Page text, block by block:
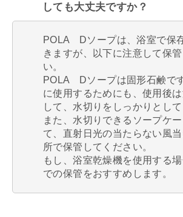
しても大丈夫ですか？
POLA Dソープは、浴室で保
きますが、以下に注意して保
い。
POLA Dソープは固形石鹸で
に使用するためにも、使用後
して、水切りをしっかりとして
また、水切りできるソープケ
て、直射日光の当たらない風
所で保管してください。
もし、浴室乾燥機を使用する
での保管をおすすめします。